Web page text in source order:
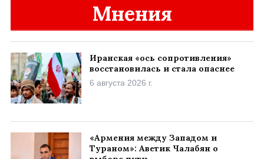
Мнения
Иранская «ось сопротивления»
восстановилась и стала опаснее
6 августа 2026 г.
«Армения между Западом и
Тураном»: Аветик Чалабян о